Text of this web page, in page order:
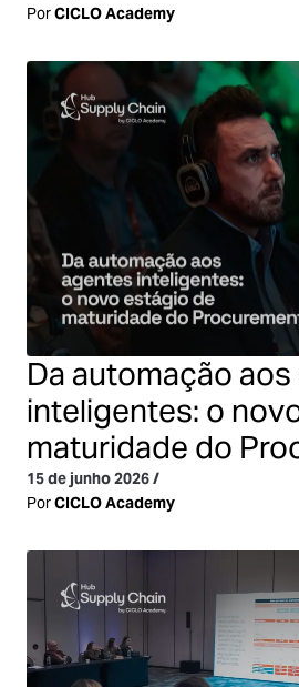
PorCICLO Academy
Da automação
inteligentes: o
maturidade do
15 de junho 2026/
PorCICLO Academy